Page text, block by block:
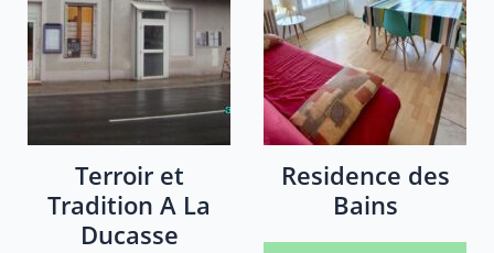
Terroir et
Tradition A La
Ducasse
Residence des
Bains